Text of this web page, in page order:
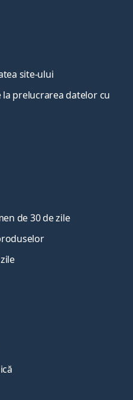
site-ului
prelucrarea datelor cu
de 30 de zile